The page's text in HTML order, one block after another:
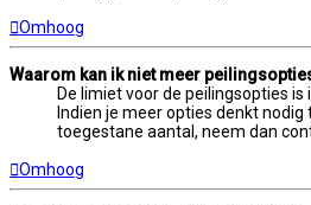
Omhoog
Waarom kan ik niet meer
De limiet voor de peilingsopties
Indien je meer opties denkt
toegestane aantal, neem dan
Omhoog